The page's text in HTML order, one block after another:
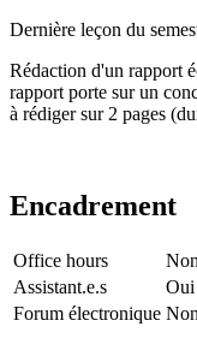
Dernière leçon du
Rédaction d'un rapport
rapport porte sur un
à rédiger sur 2 pages
Encadrement
Office hours
Non
Assistant.e.s
Oui
Forum électronique Non